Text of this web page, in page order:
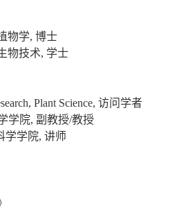
物学, 博士
物技术, 学士
Plant Science, 访问学者
学院, 副教授/教授
学学院, 讲师